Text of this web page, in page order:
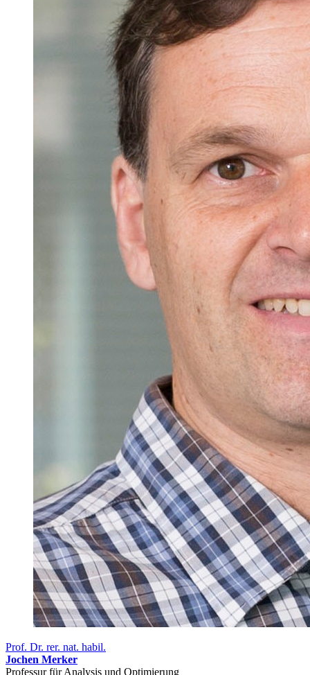
Prof. Dr. rer. nat. habil.
Jochen Merker
Professur für Analysis und Optimierung